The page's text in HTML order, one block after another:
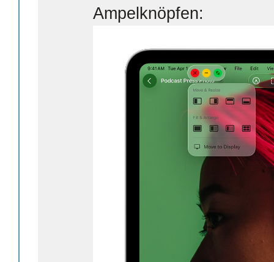
Ampelknöpfen: